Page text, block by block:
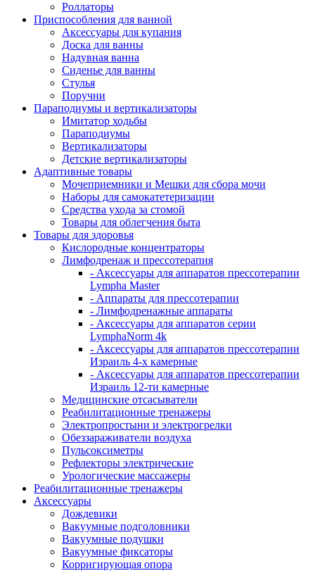
Роллаторы
Приспособления для ванной
Аксессуары для купания
Доска для ванны
Надувная ванна
Сиденье для ванны
Стулья
Поручни
Параподиумы и вертикализаторы
Имитатор ходьбы
Параподиумы
Вертикализаторы
Детские вертикализаторы
Адаптивные товары
Мочеприемники и Мешки для сбора мочи
Наборы для самокатетеризации
Средства ухода за стомой
Товары для облегчения быта
Товары для здоровья
Кислородные концентраторы
Лимфодренаж и прессотерапия
- Аксессуары для аппаратов прессотерапии
Lympha Master
- Аппараты для прессотерапии
- Лимфодренажные аппараты
- Аксессуары для аппаратов серии
LymphaNorm 4k
- Аксессуары для аппаратов прессотерапии
Израиль 4-х камерные
- Аксессуары для аппаратов прессотерапии
Израиль 12-ти камерные
Медицинские отсасыватели
Реабилитационные тренажеры
Электропростыни и электрогрелки
Обеззараживатели воздуха
Пульсоксиметры
Рефлекторы электрические
Урологические массажеры
Реабилитационные тренажеры
Аксессуары
Дождевики
Вакуумные подголовники
Вакуумные подушки
Вакуумные фиксаторы
Корригирующая опора